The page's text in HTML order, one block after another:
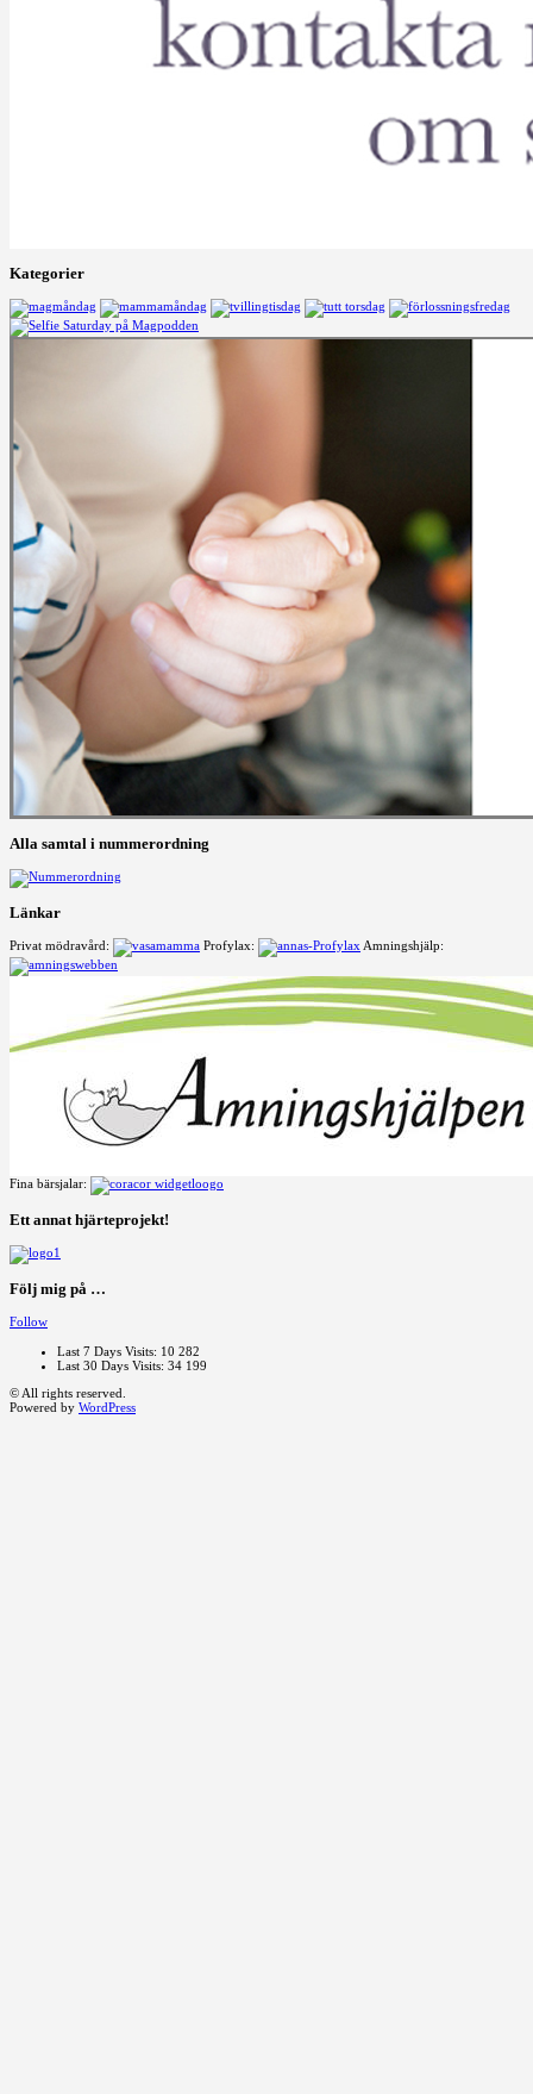
Kategorier
Alla samtal i nummerordning
Länkar
Privat mödravård: Profylax: Amningshjälp:
Fina bärsjalar:
Ett annat hjärteprojekt!
Följ mig på …
Follow
Last 7 Days Visits: 10 282
Last 30 Days Visits: 34 199
© All rights reserved.
Powered by WordPress